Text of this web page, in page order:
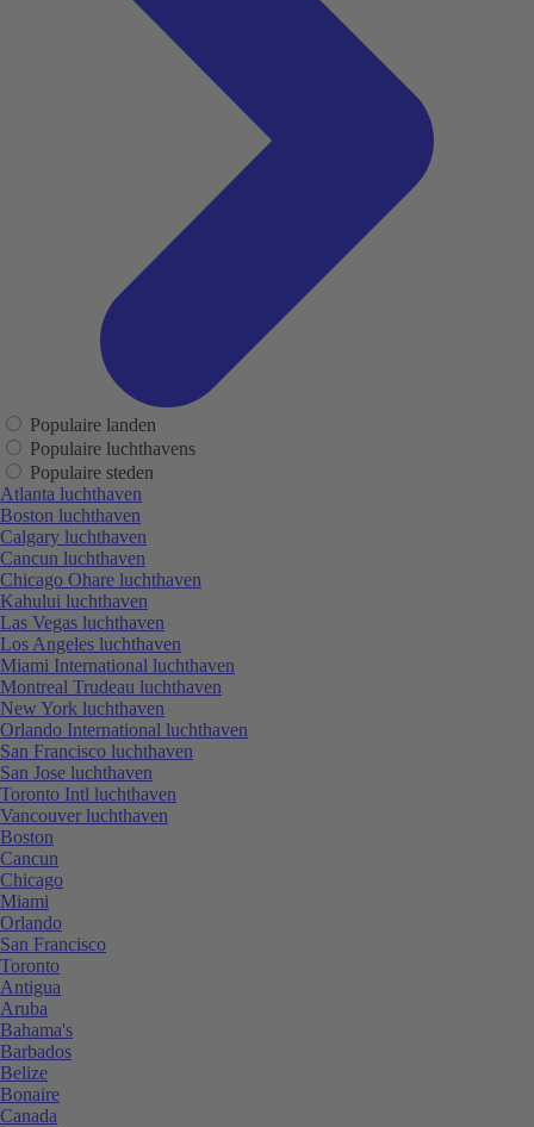
Populaire landen
Populaire luchthavens
Populaire steden
Atlanta luchthaven
Boston luchthaven
Calgary luchthaven
Cancun luchthaven
Chicago Ohare luchthaven
Kahului luchthaven
Las Vegas luchthaven
Los Angeles luchthaven
Miami International luchthaven
Montreal Trudeau luchthaven
New York luchthaven
Orlando International luchthaven
San Francisco luchthaven
San Jose luchthaven
Toronto Intl luchthaven
Vancouver luchthaven
Boston
Cancun
Chicago
Miami
Orlando
San Francisco
Toronto
Antigua
Aruba
Bahama's
Barbados
Belize
Bonaire
Canada